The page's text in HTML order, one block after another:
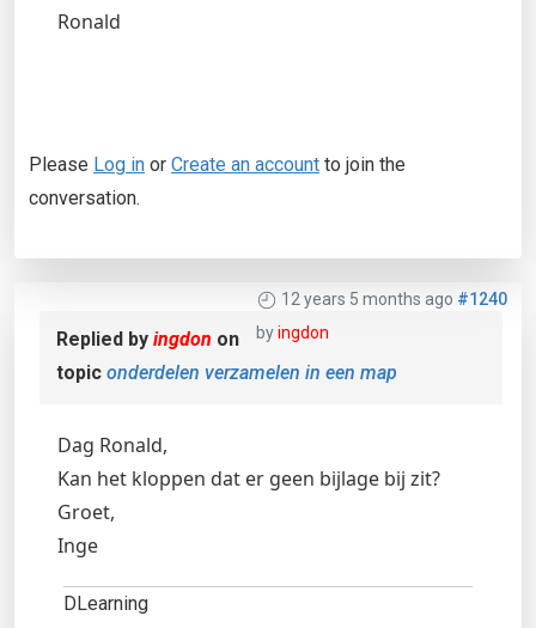
Ronald
Please Log in or Create an account to join the
conversation.
12 years 5 months ago #1240
byingdon
Replied by ingdon on
topic onderdelen verzamelen in een map
Dag Ronald,
Kan het kloppen dat er geen bijlage bij zit?
Groet,
Inge
DLearning